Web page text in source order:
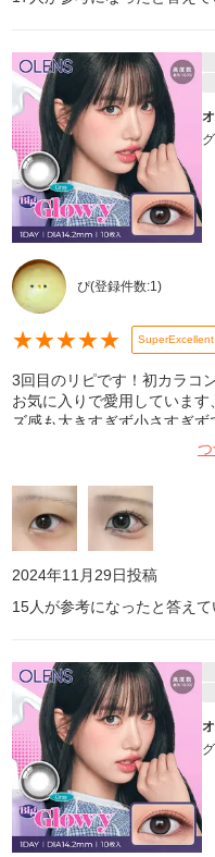
ぴ(登録件数:1)
★★★★★ SuperExcellent
3回目のリピです！初カラコ
お気に入りで愛用していま
ズ感も大きすぎず小さすぎ
を大きく見せてくれます！
んと光が入ってくれて、奥
すすめです🩶これからも愛用
画です👍🏻
2024年11月29日投稿
15人が参考になったと答え